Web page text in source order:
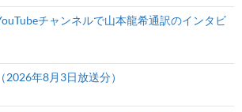
チャンネルで山本龍希通訳のインタビ
年8月3日放送分）